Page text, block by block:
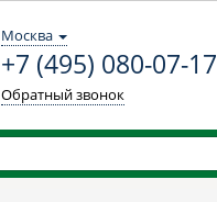
Москва
+7 (495) 080-07-17
Обратный звонок